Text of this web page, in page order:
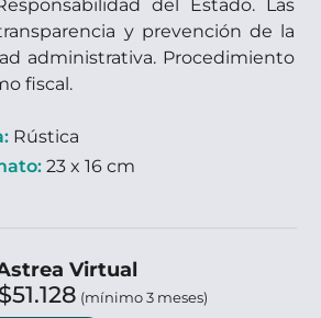
del Estado. Las
y prevención de la
administrativa. Procedimiento
fiscal.
Rústica
23 x 16 cm
Virtual
$51.128 (mínimo 3 meses)